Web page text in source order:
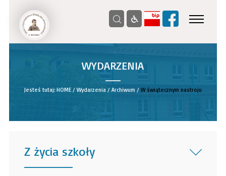
WYDARZENIA
__
Jesteś tutaj: HOME/ Wydarzenia/ Archiwum / W świątecznym nastroju
Z życia szkoły
______